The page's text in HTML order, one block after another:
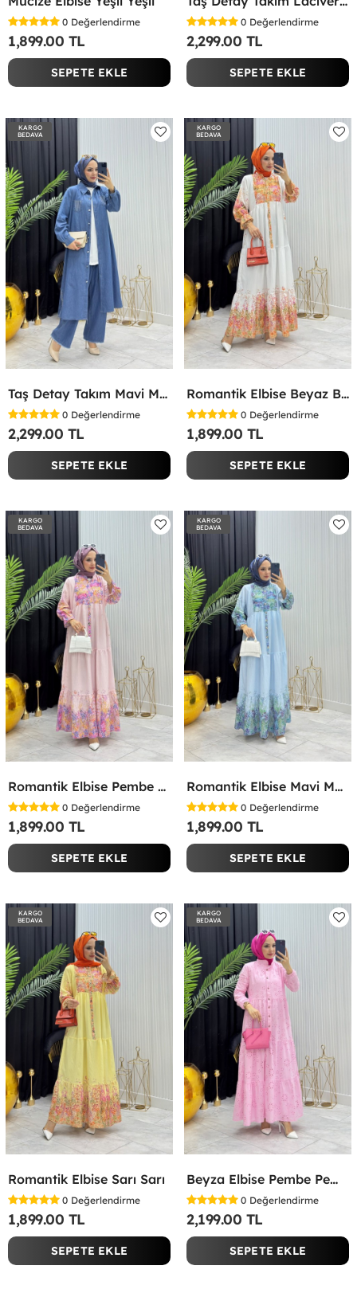
0 Değerlendirme
1,899.00 TL
SEPETE EKLE
0 Değerlendirme
2,299.00 TL
SEPETE EKLE
KARGO
BEDAVA
Taş Detay Takım Mavi Mavi
0 Değerlendirme
2,299.00 TL
SEPETE EKLE
KARGO
BEDAVA
Romantik Elbise Beyaz Beyaz
0 Değerlendirme
1,899.00 TL
SEPETE EKLE
KARGO
BEDAVA
Romantik Elbise Pembe Pembe
0 Değerlendirme
1,899.00 TL
SEPETE EKLE
KARGO
BEDAVA
Romantik Elbise Mavi Mavi
0 Değerlendirme
1,899.00 TL
SEPETE EKLE
KARGO
BEDAVA
Romantik Elbise Sarı Sarı
0 Değerlendirme
1,899.00 TL
SEPETE EKLE
KARGO
BEDAVA
Beyza Elbise Pembe Pembe
0 Değerlendirme
2,199.00 TL
SEPETE EKLE